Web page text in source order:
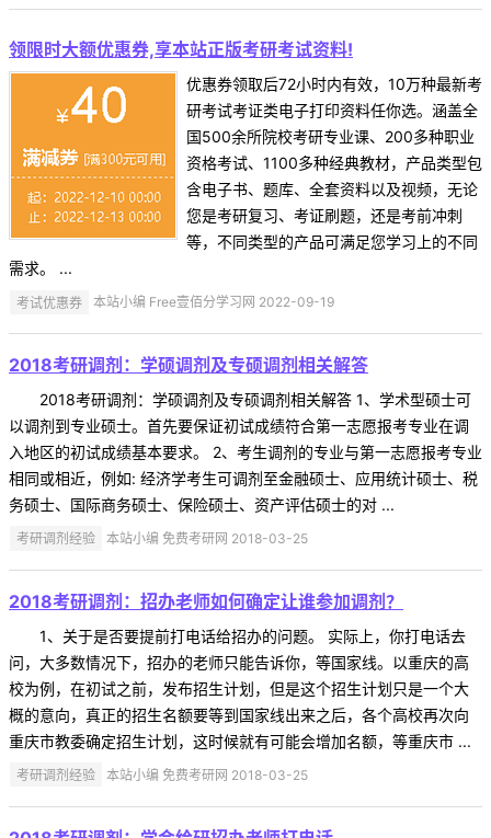
领限时大额优惠券,享本站正版考研考试资料!
优惠券领取后72小时内有效，10万种最新考
研考试考证类电子打印资料任你选。涵盖全
国500余所院校考研专业课、200多种职业
资格考试、1100多种经典教材，产品类型包
含电子书、题库、全套资料以及视频，无论
您是考研复习、考证刷题，还是考前冲刺
等，不同类型的产品可满足您学习上的不同
需求。 ...
考试优惠券 本站小编 Free壹佰分学习网 2022-09-19
2018考研调剂：学硕调剂及专硕调剂相关解答
2018考研调剂：学硕调剂及专硕调剂相关解答 1、学术型硕士可
以调剂到专业硕士。首先要保证初试成绩符合第一志愿报考专业在调
入地区的初试成绩基本要求。 2、考生调剂的专业与第一志愿报考专业
相同或相近，例如: 经济学考生可调剂至金融硕士、应用统计硕士、税
务硕士、国际商务硕士、保险硕士、资产评估硕士的对 ...
考研调剂经验 本站小编 免费考研网 2018-03-25
2018考研调剂：招办老师如何确定让谁参加调剂？
1、关于是否要提前打电话给招办的问题。 实际上，你打电话去
问，大多数情况下，招办的老师只能告诉你，等国家线。以重庆的高
校为例，在初试之前，发布招生计划，但是这个招生计划只是一个大
概的意向，真正的招生名额要等到国家线出来之后，各个高校再次向
重庆市教委确定招生计划，这时候就有可能会增加名额，等重庆市 ...
考研调剂经验 本站小编 免费考研网 2018-03-25